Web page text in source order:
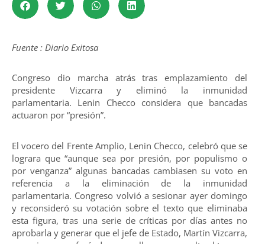
Fuente : Diario Exitosa
Congreso dio marcha atrás tras emplazamiento del
presidente Vizcarra y eliminó la inmunidad
parlamentaria. Lenin Checco considera que bancadas
actuaron por “presión”.
El vocero del Frente Amplio, Lenin Checco, celebró que se
lograra que “aunque sea por presión, por populismo o
por venganza” algunas bancadas cambiasen su voto en
referencia a la eliminación de la inmunidad
parlamentaria. Congreso volvió a sesionar ayer domingo
y reconsideró su votación sobre el texto que eliminaba
esta figura, tras una serie de críticas por días antes no
aprobarla y generar que el jefe de Estado, Martín Vizcarra,